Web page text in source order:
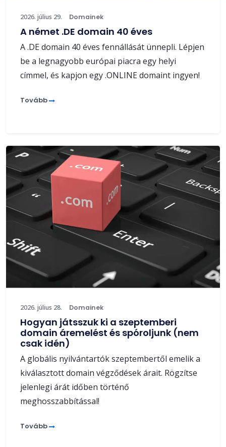
2026. július 29. Domainek
A német .DE domain 40 éves
A .DE domain 40 éves fennállását ünnepli. Lépjen
be a legnagyobb európai piacra egy helyi
címmel, és kapjon egy .ONLINE domaint ingyen!
Tovább
2026. július 28. Domainek
Hogyan játsszuk ki a szeptemberi
domain áremelést és spóroljunk (nem
csak idén)
A globális nyilvántartók szeptembertől emelik a
kiválasztott domain végződések árait. Rögzítse
jelenlegi árát időben történő
meghosszabbítással!
Tovább